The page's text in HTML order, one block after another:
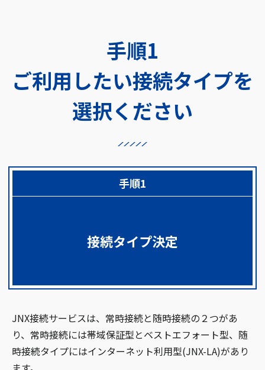
手順1
ご利用したい接続タイプを
選択ください
手順1
接続タイプ決定
JNX接続サービスは、常時接続と随時接続の２つがあ
り、常時接続には帯域保証型とベストエフォート型、随
時接続タイプにはインターネット利用型(JNX-LA)があり